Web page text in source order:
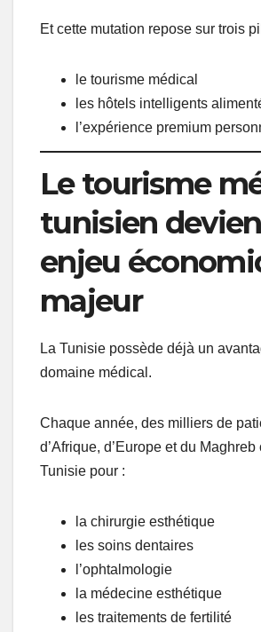
Et cette mutation repose sur trois
le tourisme médical
les hôtels intelligents
l’expérience premium
Le tourisme
tunisien
enjeu
majeur
La Tunisie possède déjà un
domaine médical.
Chaque année, des milliers de
d’Afrique, d’Europe et du
Tunisie pour :
la chirurgie esthétique
les soins dentaires
l’ophtalmologie
la médecine esthétique
les traitements de fertilité